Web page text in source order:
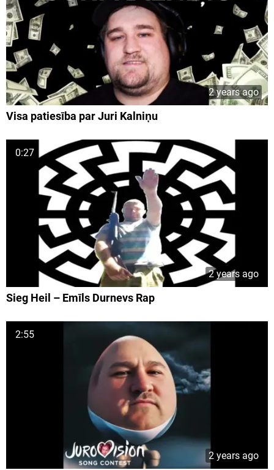
2 years ago
Visa patiesība par Juri Kalniņu
0:27
2 years ago
Sieg Heil – Emīls Durnevs Rap
2:55
2 years ago